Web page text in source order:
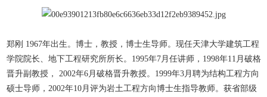
郑刚 1967年出生。博士，教授，博士生导师。现任天津大学建筑工程
学院院长、地下工程研究所所长。1995年7月任讲师，1998年11月破格
晋升副教授， 2002年6月破格晋升教授。1999年3月聘为结构工程方向
硕士导师，2002年10月评为岩土工程方向博士生指导教师。获省部级